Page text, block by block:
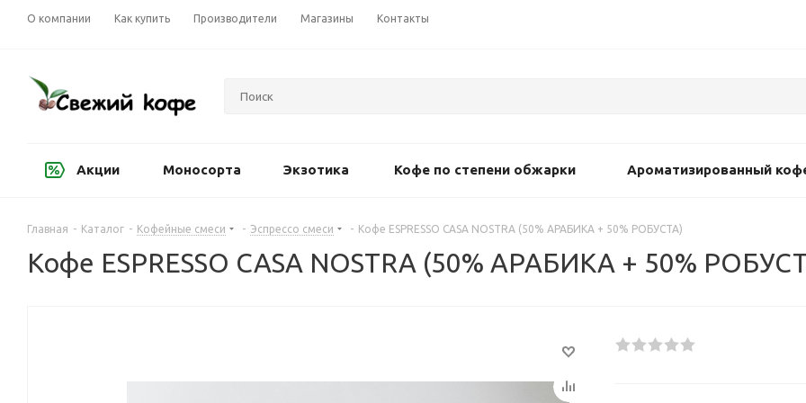
О компании Как купить Производители Магазины Контакты
Акции Моносорта Экзотика Кофе по степени обжарки Ароматизированный
Главная - Каталог - Кофейные смеси - Эспрессо смеси - Кофе ESPRESSO CASA NOSTRA (50% АРАБИКА + 50% РОБУСТА)
Кофе ESPRESSO CASA NOSTRA (50% АРАБИКА + 50%